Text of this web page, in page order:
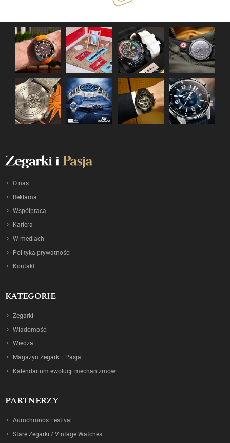
O nas
Reklama
Współpraca
Kariera
W mediach
Polityka prywatności
Kontakt
KATEGORIE
Zegarki
Wiadomości
Wiedza
Magazyn Zegarki i Pasja
Kalendarium ewolucji mechanizmów
PARTNERZY
Aurochronos Festival
Stare Zegarki / Vintage Watches